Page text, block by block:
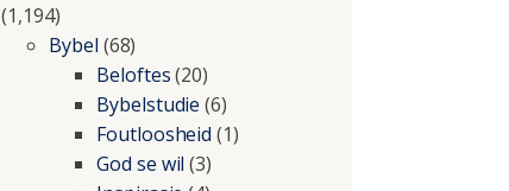
(1,194)
Bybel (68)
Beloftes(20)
Bybelstudie (6)
Foutloosheid (1)
God se wil (3)